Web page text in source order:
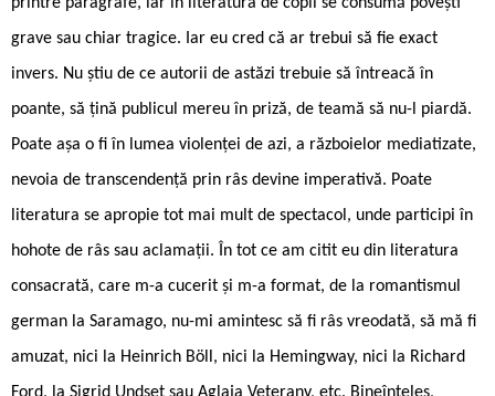
grave sau chiar tragice. Iar eu cred că ar trebui să fie exact
invers. Nu știu de ce autorii de astăzi trebuie să întreacă în
poante, să țină publicul mereu în priză, de teamă să nu-l piardă.
Poate așa o fi în lumea violenței de azi, a războielor mediatizate,
nevoia de transcendență prin râs devine imperativă. Poate
literatura se apropie tot mai mult de spectacol, unde participi în
hohote de râs sau aclamații. În tot ce am citit eu din literatura
consacrată, care m-a cucerit și m-a format, de la romantismul
german la Saramago, nu-mi amintesc să fi râs vreodată, să mă fi
amuzat, nici la Heinrich Böll, nici la Hemingway, nici la Richard
Ford, la Sigrid Undset sau Aglaja Veterany, etc. Bineînțeles,